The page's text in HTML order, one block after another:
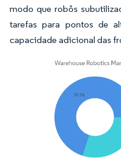
modo que robôs
tarefas para pontos de
capacidade adicional das